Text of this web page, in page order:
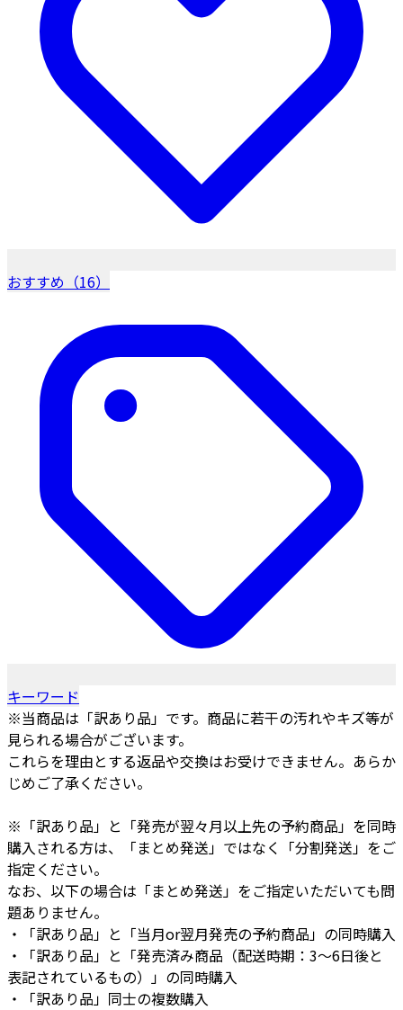
おすすめ（16）
キーワード
※当商品は「訳あり品」です。商品に若干の汚れやキズ等が
見られる場合がございます。
これらを理由とする返品や交換はお受けできません。あらか
じめご了承ください。
※「訳あり品」と「発売が翌々月以上先の予約商品」を同時
購入される方は、「まとめ発送」ではなく「分割発送」をご
指定ください。
なお、以下の場合は「まとめ発送」をご指定いただいても問
題ありません。
・「訳あり品」と「当月or翌月発売の予約商品」の同時購入
・「訳あり品」と「発売済み商品（配送時期：3～6日後と
表記されているもの）」の同時購入
・「訳あり品」同士の複数購入